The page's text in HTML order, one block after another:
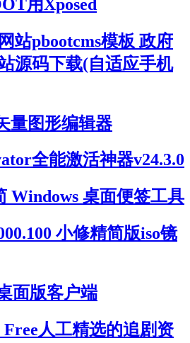
用Xposed
站pbootcms模板 政府
源码下载(自适应手机
量图形编辑器
全能激活神器v24.3.0
Windows 桌面便签工具
小修精简版iso镜
面版客户端
Free人工精选的追剧资